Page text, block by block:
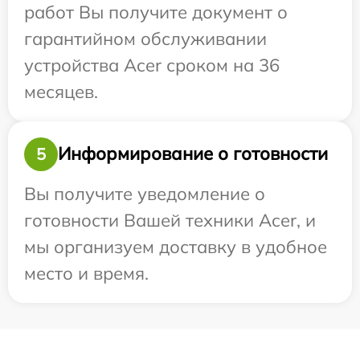
работ Вы получите документ о
гарантийном обслуживании
устройства Acer сроком на 36
месяцев.
5
Информирование о готовности
Вы получите уведомление о
готовности Вашей техники Acer, и
мы организуем доставку в удобное
место и время.